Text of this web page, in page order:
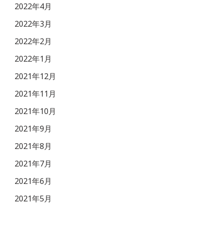
2022年4月
2022年3月
2022年2月
2022年1月
2021年12月
2021年11月
2021年10月
2021年9月
2021年8月
2021年7月
2021年6月
2021年5月